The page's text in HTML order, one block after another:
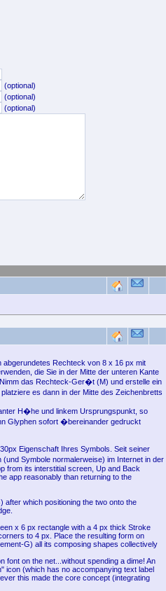
(optional)
(optional)
(optional)
Rechteck von 8 x 16 px mit
die Sie in der Mitte der unteren Kante
das Rechteck-Ger�t (M) und erstelle ein
es dann in der Mitte des Zeichenbretts
H�he und linkem Ursprungspunkt, so
Glyphen sofort �bereinander gedruckt
Eigenschaft Ihres Symbols. Seit seiner
Symbole normalerweise) im Internet in der
from its interstitial screen, Up and Back
app reasonably than returning to the
after which positioning the two onto the
x 6 px rectangle with a 4 px thick Stroke
to 4 px. Place the resulting form on
G) all its composing shapes collectively
font on the net...without spending a dime! An
icon (which has no accompanying text label
this made the core concept (integrating